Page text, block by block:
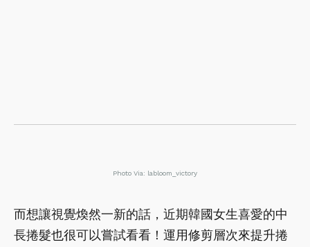
Photo Via: labloom_victory
而想讓視覺煥然一新的話，近期韓國女生喜愛的中
長捲髮也很可以嘗試看看！運用修剪層次來提升捲